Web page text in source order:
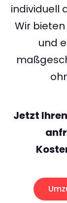
individuell
Wir
und
Jetzt